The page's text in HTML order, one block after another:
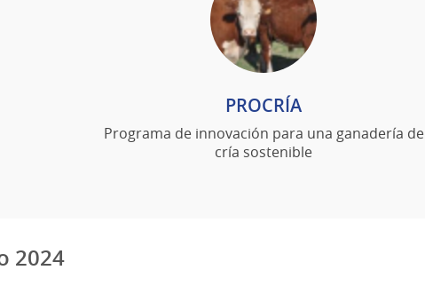
PROCRÍA
Programa de innovación para una ganadería de
cría sostenible
2024